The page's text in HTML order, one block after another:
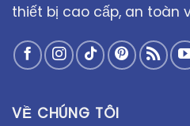
thiết bị cao cấp, an toàn
VỀ CHÚNG TÔI